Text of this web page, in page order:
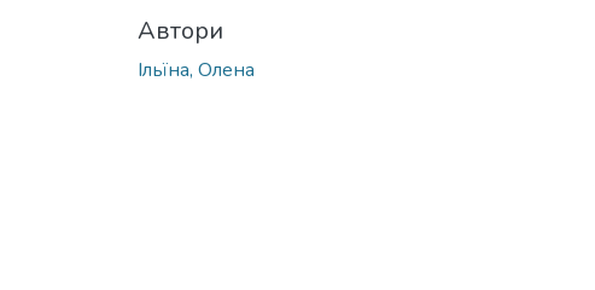
Автори
Ільїна, Олена